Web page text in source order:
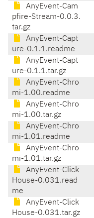
AnyEvent-Cam
pfire-Stream-0.0.3.
tar.gz
AnyEvent-Capt
ure-0.1.1.readme
AnyEvent-Capt
ure-0.1.1.tar.gz
AnyEvent-Chro
mi-1.00.readme
AnyEvent-Chro
mi-1.00.tar.gz
AnyEvent-Chro
mi-1.01.readme
AnyEvent-Chro
mi-1.01.tar.gz
AnyEvent-Click
House-0.031.read
me
AnyEvent-Click
House-0.031.tar.gz